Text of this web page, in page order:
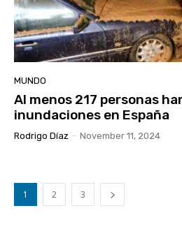
MUNDO
Al menos 217 personas
inundaciones en España
Rodrigo Díaz - November 11, 2024
1 2 3